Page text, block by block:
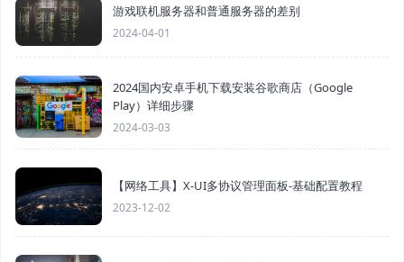
游戏联机服务器和普通服务器的差别
2024-04-01
2024国内安卓手机下载安装谷歌商店（Google
Play）详细步骤
2024-03-03
【网络工具】X-UI多协议管理面板-基础配置教程
2023-12-02